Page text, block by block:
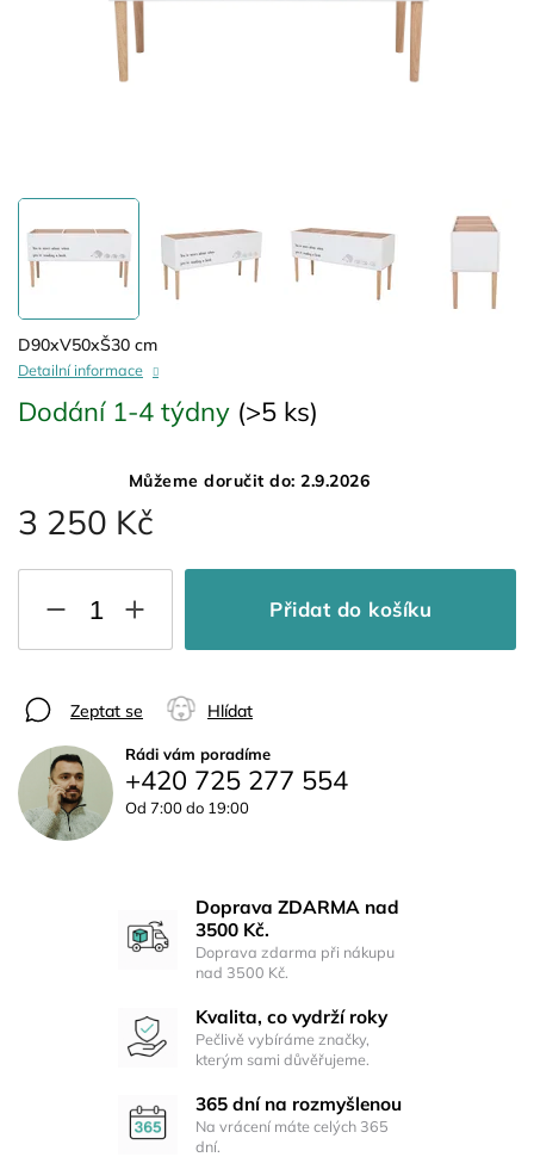
3 250 Kč
Dodání 1-4 týdny (>5 ks)
Můžeme doručit do: 2.9.2026
Přidat do košíku
D90xV50xŠ30 cm
Detailní informace
Zeptat se Hlídat
Rádi vám poradíme
+420 725 277 554
Od 7:00 do 19:00
Doprava ZDARMA nad
3500 Kč.
Doprava zdarma při nákupu
nad 3500 Kč.
Kvalita, co vydrží roky
Pečlivě vybíráme značky,
kterým sami důvěřujeme.
365 dní na rozmyšlenou
Na vrácení máte celých 365
dní.